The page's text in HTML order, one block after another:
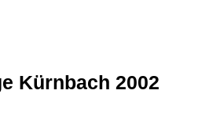
Kürnbach 2002